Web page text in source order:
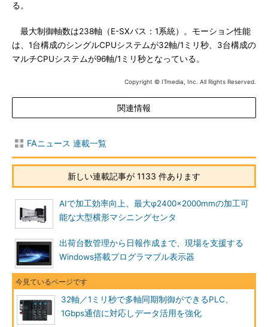
る。
最大制御軸数は238軸（E-SXバス：1系統）。モーション性能
は、1台構成のシングルCPUシステムが32軸/1ミリ秒、3台構成の
マルチCPUシステムが96軸/1ミリ秒となっている。
Copyright © ITmedia, Inc. All Rights Reserved.
関連情報
FAニュース 連載一覧
新しい連載記事が 1133 件あります
AIで加工効率向上、最大φ2400×2000mmの加工可
能な大型横形マシニングセンタ
出荷台数管理から日報作成まで、現場を支援する
Windows搭載プログラマブル表示器
32軸／1ミリ秒で多軸同期制御ができるPLC、
1Gbps通信に対応しデータ活用を強化